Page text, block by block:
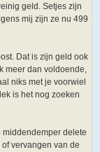
geld. Setjes zijn
mij zijn ze nu 499
Dat is zijn geld ook
meer dan voldoende,
niks met je voorwiel
is het nog zoeken
middendemper delete
vervangen van de